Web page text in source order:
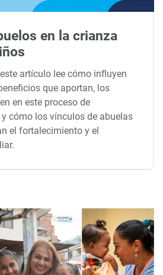
en la crianza
este artículo lee cómo influyen
que aportan, los
en este proceso de
cómo los vínculos de abuelas
el fortalecimiento y el